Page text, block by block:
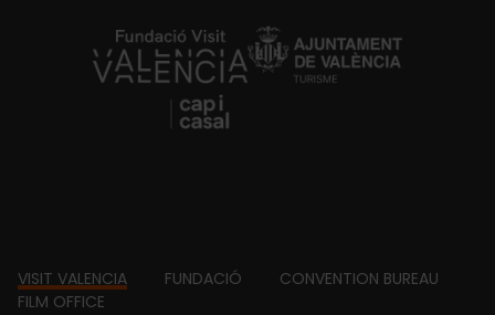
https://fundacion.visitvalencia.com/
Footer
VISIT VALENCIA FUNDACIÓ
CONVENTION BUREAU
FILM OFFICE